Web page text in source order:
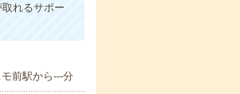
れるサポー
前駅から---分